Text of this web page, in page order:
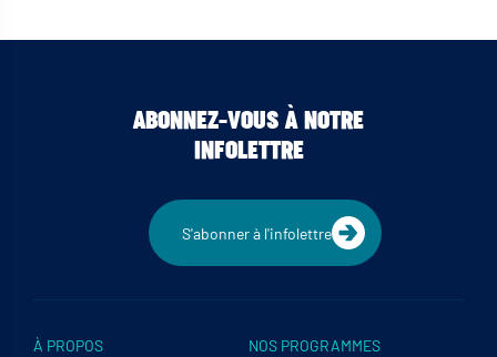
ABONNEZ-VOUS À NOTRE
INFOLETTRE
S'abonner à l'infolettre
À PROPOS
NOS PROGRAMMES